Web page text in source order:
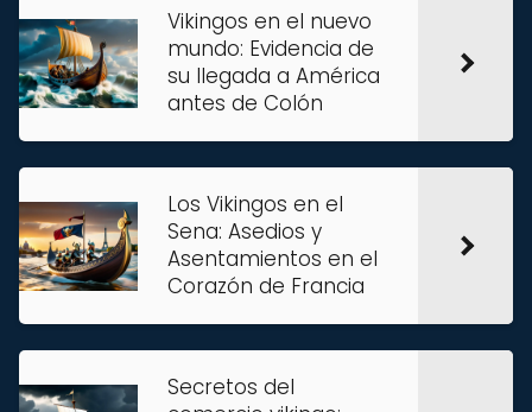
Vikingos en el nuevo
mundo: Evidencia de
su llegada a América
antes de Colón
Los Vikingos en el
Sena: Asedios y
Asentamientos en el
Corazón de Francia
Secretos del